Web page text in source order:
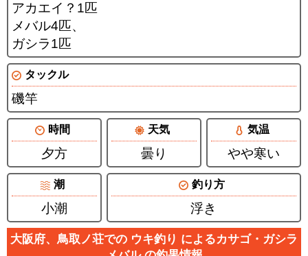
アカエイ？1匹
メバル4匹、
ガシラ1匹
タックル
磯竿
時間
夕方
天気
曇り
気温
やや寒い
潮
小潮
釣り方
浮き
大阪府、鳥取ノ荘での ウキ釣り によるカサゴ・ガシラ